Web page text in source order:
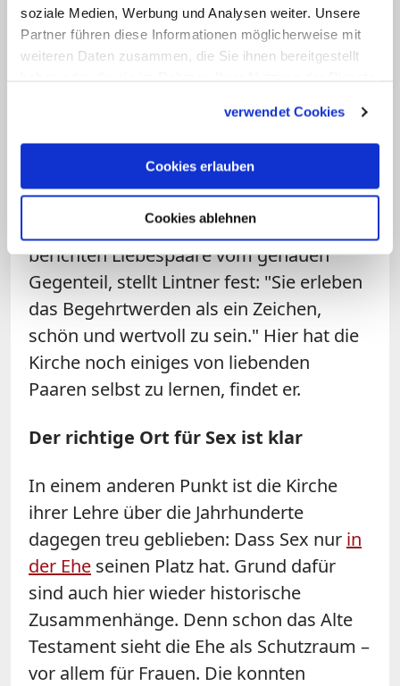
soziale Medien, Werbung und Analysen weiter. Unsere
Partner führen diese Informationen möglicherweise mit
weiteren Daten zusammen, die Sie ihnen bereitgestellt
verwendet Cookies
Cookies erlauben
Cookies ablehnen
Martin M. Lintner. "Da herrscht
manchmal immer noch die Angst, dass
mit der Anerkennung der sexuellen Lust
degradiert wird." Darin spiegelt sich
wieder ein Rückgriff auf die
Argumentation des Augustinus wider,
wenn der davon spricht, aus der Ehefrau
eine "Dirne" zu machen. Allerdings
berichten Liebespaare vom genauen
Gegenteil, stellt Lintner fest: "Sie erleben
das Begehrtwerden als ein Zeichen,
schön und wertvoll zu sein." Hier hat die
Kirche noch einiges von liebenden
Paaren selbst zu lernen, findet er.
Der richtige Ort für Sex ist klar
In einem anderen Punkt ist die Kirche
ihrer Lehre über die Jahrhunderte
dagegen treu geblieben: Dass Sex nur in
der Ehe seinen Platz hat. Grund dafür
sind auch hier wieder historische
Zusammenhänge. Denn schon das Alte
Testament sieht die Ehe als Schutzraum –
vor allem für Frauen. Die konnten